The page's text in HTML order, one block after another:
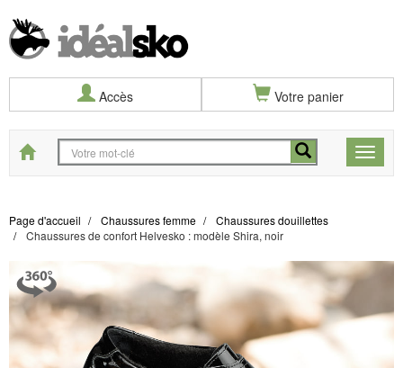
Accès Votre panier
Toggle
Start
Page d'accueil Chaussures femme
Chaussures douillettes
Chaussures de confort Helvesko : modèle Shira, noir